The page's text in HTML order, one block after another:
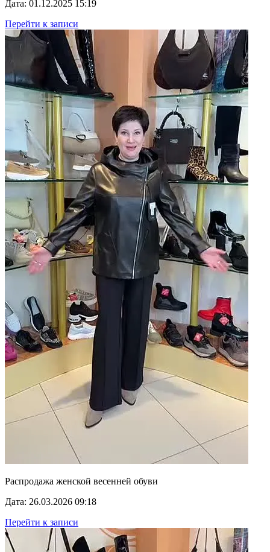
Дата: 01.12.2025 15:19
Перейти к записи
Распродажа женской весенней обуви
Дата: 26.03.2026 09:18
Перейти к записи